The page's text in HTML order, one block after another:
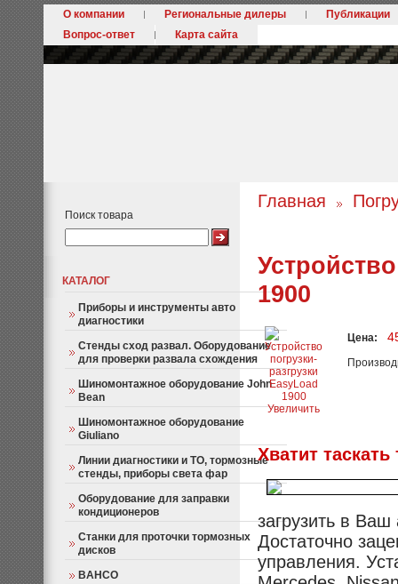
О компании Региональные дилеры
Публикации
Вопрос-ответ
Карта сайта
Поиск товара
КАТАЛОГ
Приборы и инструменты авто
диагностики
Стенды сход развал. Оборудование
для проверки развала схождения
Шиномонтажное оборудование John
Bean
Шиномонтажное оборудование
Giuliano
Линии диагностики и ТО, тормозные
стенды, приборы света фар
Оборудование для заправки
кондиционеров
Станки для проточки тормозных
дисков
BAHCO
Главная
1900
Увеличить
Цена:
Хватит
загрузить в Ваш
Достаточно
управления.